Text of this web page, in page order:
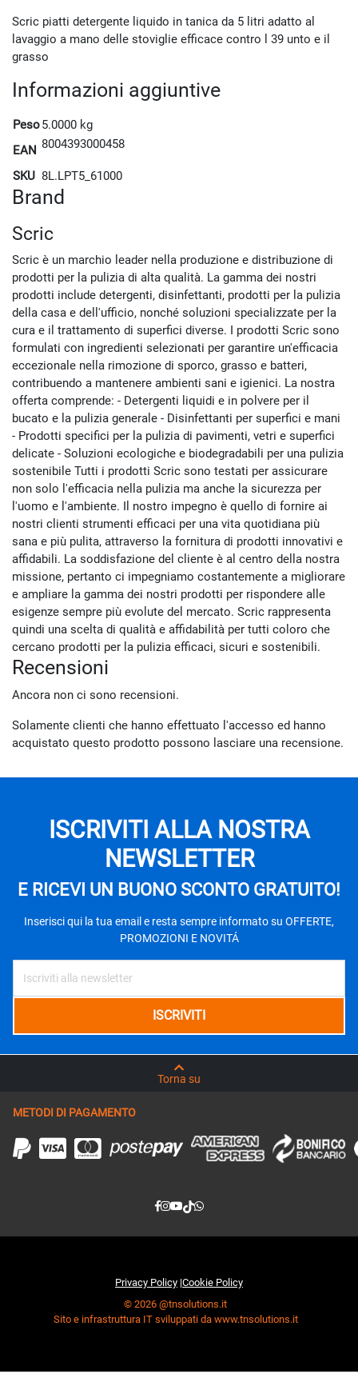
Scric piatti detergente liquido in tanica da 5 litri adatto al
lavaggio a mano delle stoviglie efficace contro l 39 unto e il
grasso
Informazioni aggiuntive
Peso5.0000 kg
EAN 8004393000458
SKU 8L.LPT5_61000
Brand
Scric
Scric è un marchio leader nella produzione e distribuzione di
prodotti per la pulizia di alta qualità. La gamma dei nostri
prodotti include detergenti, disinfettanti, prodotti per la pulizia
della casa e dell'ufficio, nonché soluzioni specializzate per la
cura e il trattamento di superfici diverse. I prodotti Scric sono
formulati con ingredienti selezionati per garantire un'efficacia
eccezionale nella rimozione di sporco, grasso e batteri,
contribuendo a mantenere ambienti sani e igienici. La nostra
offerta comprende: - Detergenti liquidi e in polvere per il
bucato e la pulizia generale - Disinfettanti per superfici e mani
- Prodotti specifici per la pulizia di pavimenti, vetri e superfici
delicate - Soluzioni ecologiche e biodegradabili per una pulizia
sostenibile Tutti i prodotti Scric sono testati per assicurare
non solo l'efficacia nella pulizia ma anche la sicurezza per
l'uomo e l'ambiente. Il nostro impegno è quello di fornire ai
nostri clienti strumenti efficaci per una vita quotidiana più
sana e più pulita, attraverso la fornitura di prodotti innovativi e
affidabili. La soddisfazione del cliente è al centro della nostra
missione, pertanto ci impegniamo costantemente a migliorare
e ampliare la gamma dei nostri prodotti per rispondere alle
esigenze sempre più evolute del mercato. Scric rappresenta
quindi una scelta di qualità e affidabilità per tutti coloro che
cercano prodotti per la pulizia efficaci, sicuri e sostenibili.
Recensioni
Ancora non ci sono recensioni.
Solamente clienti che hanno effettuato l'accesso ed hanno
acquistato questo prodotto possono lasciare una recensione.
ISCRIVITI ALLA NOSTRA
NEWSLETTER
E RICEVI UN BUONO SCONTO GRATUITO!
Inserisci qui la tua email e resta sempre informato su OFFERTE,
PROMOZIONI E NOVITÁ
Torna su
METODI DI PAGAMENTO
Privacy Policy |Cookie Policy
© 2026 @tnsolutions.it
Sito e infrastruttura IT sviluppati da www.tnsolutions.it